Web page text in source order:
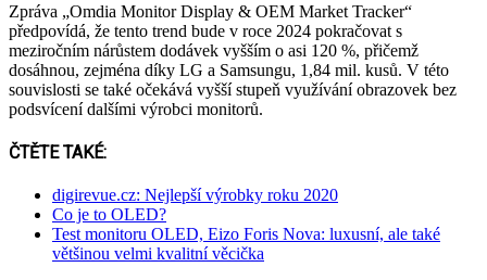
Zpráva „Omdia Monitor Display & OEM Market Tracker“
předpovídá, že tento trend bude v roce 2024 pokračovat s
meziročním nárůstem dodávek vyšším o asi 120 %, přičemž
dosáhnou, zejména díky LG a Samsungu, 1,84 mil. kusů. V této
souvislosti se také očekává vyšší stupeň využívání obrazovek bez
podsvícení dalšími výrobci monitorů.
ČTĚTE TAKÉ:
digirevue.cz: Nejlepší výrobky roku 2020
Co je to OLED?
Test monitoru OLED, Eizo Foris Nova: luxusní, ale také
většinou velmi kvalitní věcička